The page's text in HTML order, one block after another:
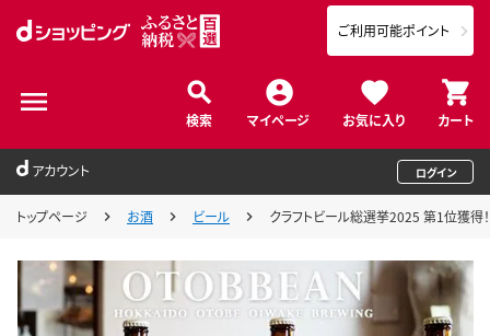
検索 マイページ お気に入り カート
ご利用可能ポイント
アカウント ログイン
トップページ お酒 ビール クラフトビール総選挙2025 第1位獲得